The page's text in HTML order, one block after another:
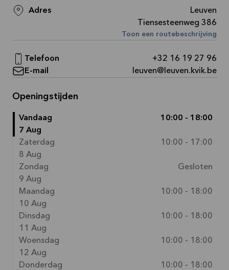
Adres
Leuven
Tiensesteenweg 386
Toon een routebeschrijving
Telefoon
+32 16 19 27 96
E-mail
leuven@leuven.kvik.be
Openingstijden
Vandaag
7 Aug
10:00 - 18:00
Zaterdag
8 Aug
10:00 - 17:00
Zondag
9 Aug
Gesloten
Maandag
10 Aug
10:00 - 18:00
Dinsdag
11 Aug
10:00 - 18:00
Woensdag
12 Aug
10:00 - 18:00
Donderdag
10:00 - 18:00